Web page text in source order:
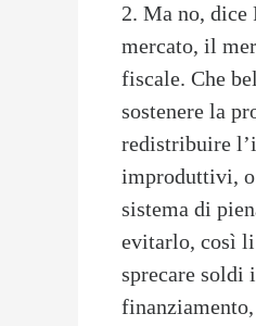
2. Ma no, dice
mercato, il
fiscale. Che
sostenere la
redistribuire
improduttivi, o
sistema di
evitarlo, così li
sprecare soldi